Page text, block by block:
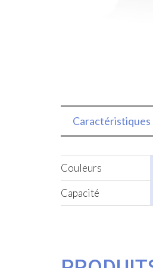
Caractéristiques
Couleurs
Capacité